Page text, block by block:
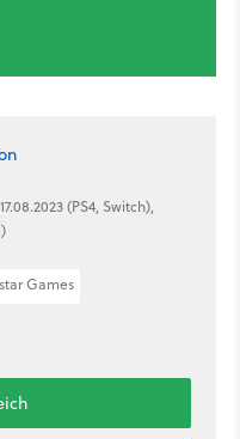
(PS4, Switch),
Games